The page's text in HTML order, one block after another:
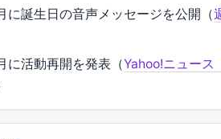
に誕生日の音声メッセージを公開（
に活動再開を発表（Yahoo!ニュース